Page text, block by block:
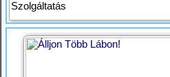
Szolgáltatás